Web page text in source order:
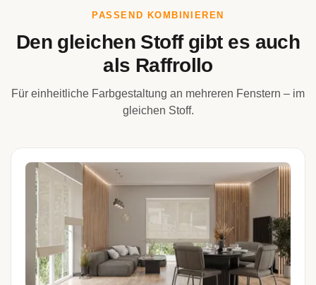
PASSEND KOMBINIEREN
Den gleichen Stoff gibt es auch
als Raffrollo
Für einheitliche Farbgestaltung an mehreren Fenstern – im
gleichen Stoff.